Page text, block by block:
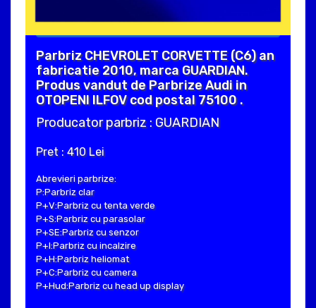
Parbriz CHEVROLET CORVETTE (C6) an
fabricatie 2010, marca GUARDIAN.
Produs vandut de Parbrize Audi in
OTOPENI ILFOV cod postal 75100 .
Producator parbriz : GUARDIAN
Pret : 410 Lei
Abrevieri parbrize:
P:Parbriz clar
P+V:Parbriz cu tenta verde
P+S:Parbriz cu parasolar
P+SE:Parbriz cu senzor
P+I:Parbriz cu incalzire
P+H:Parbriz heliomat
P+C:Parbriz cu camera
P+Hud:Parbriz cu head up display